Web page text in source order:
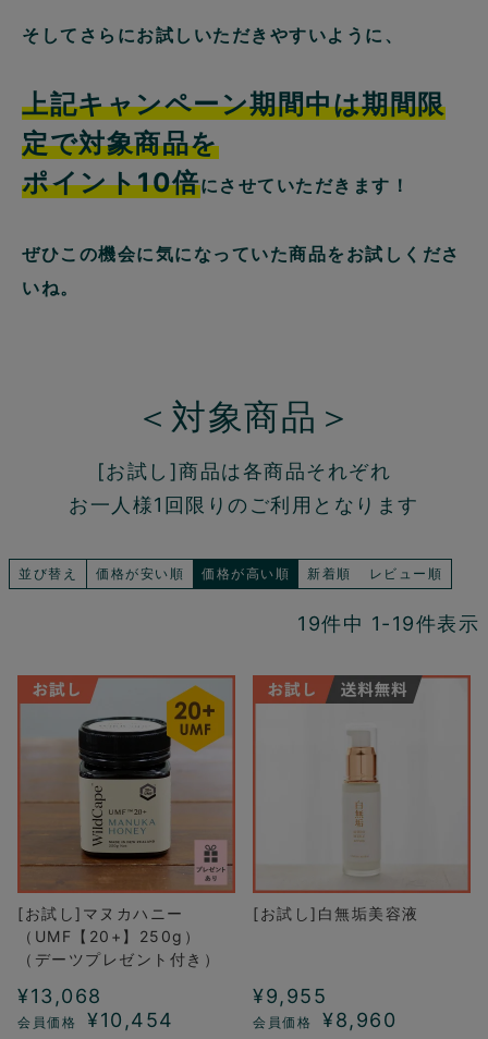
そしてさらにお試しいただきやすいように、
上記キャンペーン期間中は期間限
定で対象商品を
ポイント10倍にさせていただきます！
ぜひこの機会に気になっていた商品をお試しくださ
いね。
＜対象商品＞
[お試し]商品は各商品それぞれ
お一人様1回限りのご利用となります
並び替え 価格が安い順 価格が高い順 新着順 レビュー順
19件中 1-19件表示
[お試し]マヌカハニー
（UMF【20+】250g）
（デーツプレゼント付き）
¥13,068
¥10,454
[お試し]白無垢美容液
¥9,955
¥8,960